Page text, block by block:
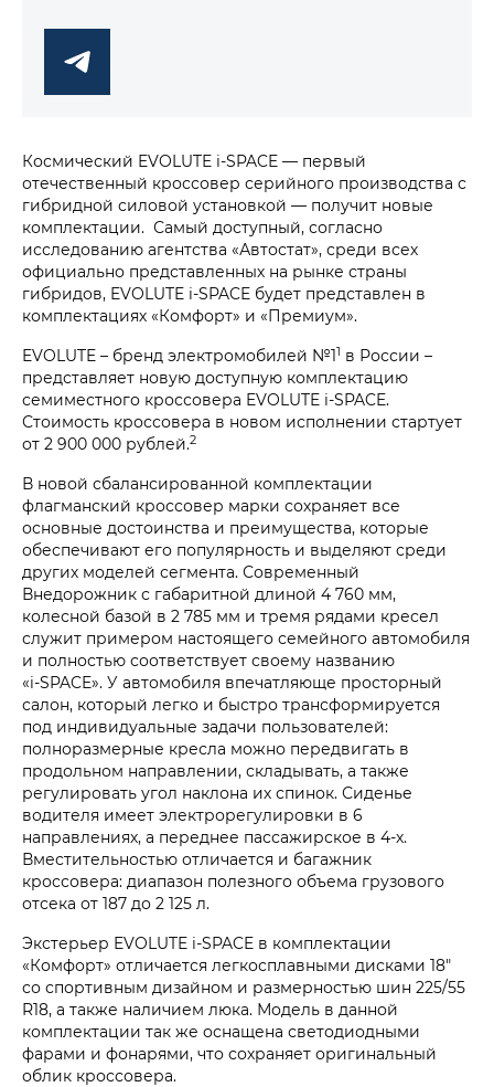
Космический EVOLUTE i‑SPACE — первый
отечественный кроссовер серийного производства с
гибридной силовой установкой — получит новые
комплектации. Самый доступный, согласно
исследованию агентства «Автостат», среди всех
официально представленных на рынке страны
гибридов, EVOLUTE i‑SPACE будет представлен в
комплектациях «Комфорт» и «Премиум».
EVOLUTE – бренд электромобилей №11 в России –
представляет новую доступную комплектацию
семиместного кроссовера EVOLUTE i‑SPACE.
Стоимость кроссовера в новом исполнении стартует
от 2 900 000 рублей.2
В новой сбалансированной комплектации
флагманский кроссовер марки сохраняет все
основные достоинства и преимущества, которые
обеспечивают его популярность и выделяют среди
других моделей сегмента. Современный
Внедорожник с габаритной длиной 4 760 мм,
колесной базой в 2 785 мм и тремя рядами кресел
служит примером настоящего семейного автомобиля
и полностью соответствует своему названию
«i‑SPACE». У автомобиля впечатляюще просторный
салон, который легко и быстро трансформируется
под индивидуальные задачи пользователей:
полноразмерные кресла можно передвигать в
продольном направлении, складывать, а также
регулировать угол наклона их спинок. Сиденье
водителя имеет электрорегулировки в 6
направлениях, а переднее пассажирское в 4-х.
Вместительностью отличается и багажник
кроссовера: диапазон полезного объема грузового
отсека от 187 до 2 125 л.
Экстерьер EVOLUTE i‑SPACE в комплектации
«Комфорт» отличается легкосплавными дисками 18"
со спортивным дизайном и размерностью шин 225/55
R18, а также наличием люка. Модель в данной
комплектации так же оснащена светодиодными
фарами и фонарями, что сохраняет оригинальный
облик кроссовера.